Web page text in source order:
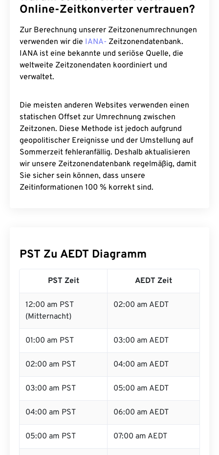
Online-Zeitkonverter vertrauen?
Zur Berechnung unserer Zeitzonenumrechnungen
verwenden wir die IANA- Zeitzonendatenbank.
IANA ist eine bekannte und seriöse Quelle, die
weltweite Zeitzonendaten koordiniert und
verwaltet.
Die meisten anderen Websites verwenden einen
statischen Offset zur Umrechnung zwischen
Zeitzonen. Diese Methode ist jedoch aufgrund
geopolitischer Ereignisse und der Umstellung auf
Sommerzeit fehleranfällig. Deshalb aktualisieren
wir unsere Zeitzonendatenbank regelmäßig, damit
Sie sicher sein können, dass unsere
Zeitinformationen 100 % korrekt sind.
PST Zu AEDT Diagramm
PST Zeit AEDT Zeit
12:00 am PST
(Mitternacht)
02:00 am AEDT
01:00 am PST 03:00 am AEDT
02:00 am PST 04:00 am AEDT
03:00 am PST 05:00 am AEDT
04:00 am PST 06:00 am AEDT
05:00 am PST 07:00 am AEDT